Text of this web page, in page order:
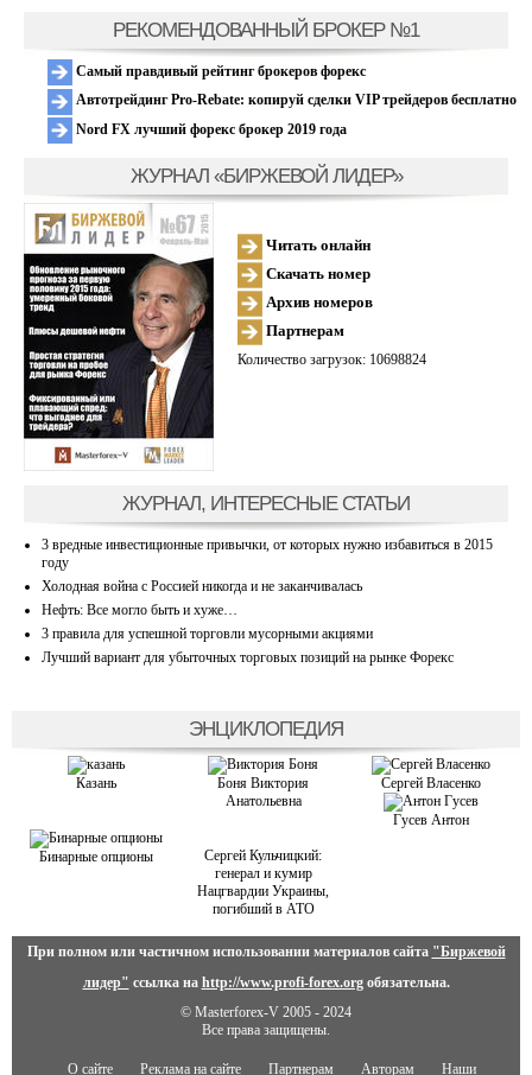
РЕКОМЕНДОВАННЫЙ БРОКЕР №1
Самый правдивый рейтинг брокеров форекс
Автотрейдинг Pro-Rebate: копируй сделки VIP трейдеров бесплатно
Nord FX лучший форекс брокер 2019 года
ЖУРНАЛ «БИРЖЕВОЙ ЛИДЕР»
Читать онлайн
Скачать номер
Архив номеров
Партнерам
Количество загрузок: 10698824
ЖУРНАЛ, ИНТЕРЕСНЫЕ СТАТЬИ
3 вредные инвестиционные привычки, от которых нужно избавиться в 2015
году
Холодная война с Россией никогда и не заканчивалась
Нефть: Все могло быть и хуже…
3 правила для успешной торговли мусорными акциями
Лучший вариант для убыточных торговых позиций на рынке Форекс
ЭНЦИКЛОПЕДИЯ
Казань
Боня Виктория
Анатольевна
Сергей Власенко
Гусев Антон
Бинарные опционы
Сергей Кульчицкий:
генерал и кумир
Нацгвардии Украины,
погибший в АТО
При полном или частичном использовании материалов сайта "Биржевой
лидер" ссылка на http://www.profi-forex.orgобязательна.
© Masterforex-V 2005 - 2024
Все права защищены.
О сайте Реклама на сайте Партнерам Авторам Наши